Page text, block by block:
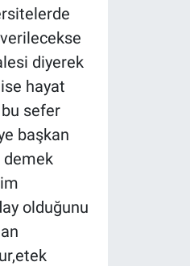
diyerek
hayat
bu sefer
başkan
demek
olduğunu